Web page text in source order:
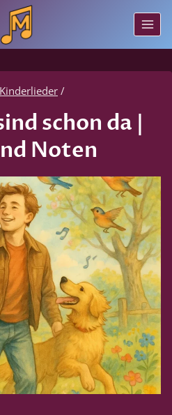
Kinderlieder /
schon da |
Noten